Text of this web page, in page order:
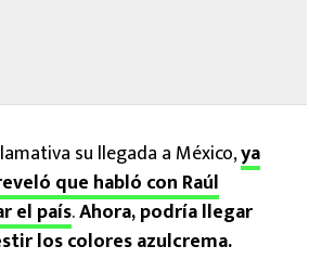
su llegada a México,ya
que habló con Raúl
el país.Ahora, podría llegar
los colores azulcrema.